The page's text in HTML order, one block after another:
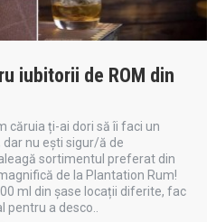
iubitorii de ROM din
căruia ți-ai dori să îi faci un
nu ești sigur/ă de
sortimentul preferat din
de la Plantation Rum!
ml din șase locații diferite, fac
a desco..